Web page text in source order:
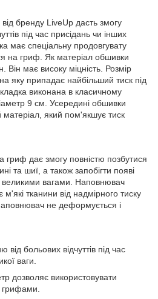
бренду LiveUp дасть змогу
під час присідань чи інших
має спеціальну продовгувату
на гриф. Як матеріал обшивки
Він має високу міцність. Розмір
яку припадає найбільший тиск під
виконана в класичному
9 см. Усередині обшивки
матеріал, який пом'якшує тиск
гриф дає змогу повністю позбутися
та шиї, а також запобігти появі
великими вагами. Наповнювач
м'які тканини від надмірного тиску
не деформується і
больових відчуттів під час
ваги.
дозволяє використовувати
грифами.